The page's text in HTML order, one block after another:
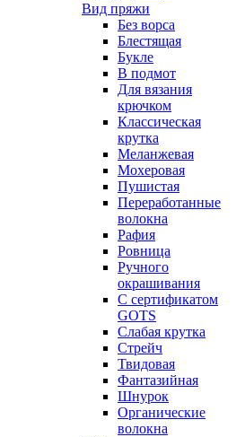
Вид пряжи
Без ворса
Блестящая
Букле
В подмот
Для вязания
крючком
Классическая
крутка
Меланжевая
Мохеровая
Пушистая
Переработанные
волокна
Рафия
Ровница
Ручного
окрашивания
С сертификатом
GOTS
Слабая крутка
Стрейч
Твидовая
Фантазийная
Шнурок
Органические
волокна